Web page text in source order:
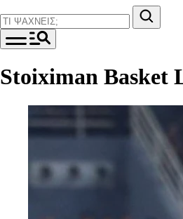
Stoiximan Basket